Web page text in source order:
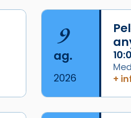
9
ag.
2026
+